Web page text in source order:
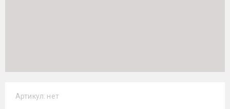
Артикул: нет